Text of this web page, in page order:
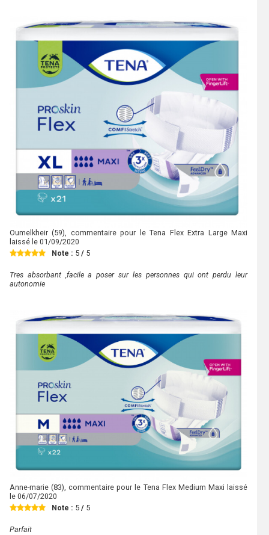
Oumelkheir (59), commentaire pour le Tena Flex Extra Large Maxi
laissé le 01/09/2020
Note : 5 / 5
Tres absorbant ,facile a poser sur les personnes qui ont perdu leur
autonomie
Anne-marie (83), commentaire pour le Tena Flex Medium Maxi laissé
le 06/07/2020
Note : 5 / 5
Parfait